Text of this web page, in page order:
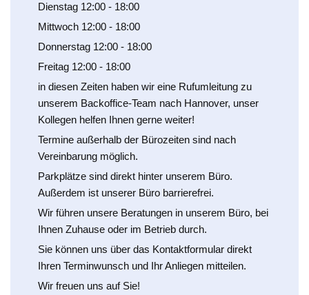
Dienstag 12:00 - 18:00
Mittwoch 12:00 - 18:00
Donnerstag 12:00 - 18:00
Freitag 12:00 - 18:00
in diesen Zeiten haben wir eine Rufumleitung zu
unserem Backoffice-Team nach Hannover, unser
Kollegen helfen Ihnen gerne weiter!
Termine außerhalb der Bürozeiten sind nach
Vereinbarung möglich.
Parkplätze sind direkt hinter unserem Büro.
Außerdem ist unserer Büro barrierefrei.
Wir führen unsere Beratungen in unserem Büro, bei
Ihnen Zuhause oder im Betrieb durch.
Sie können uns über das Kontaktformular direkt
Ihren Terminwunsch und Ihr Anliegen mitteilen.
Wir freuen uns auf Sie!